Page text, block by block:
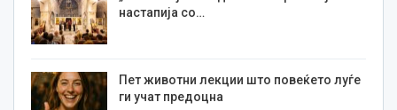
настапија со…
Пет животни лекции што повеќето луѓе
ги учат предоцна